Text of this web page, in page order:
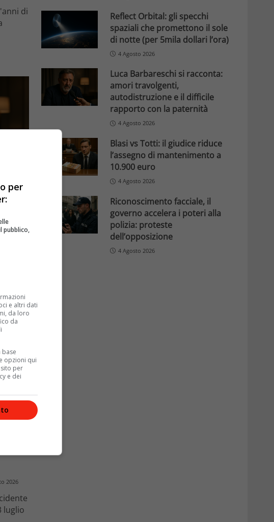
di
2026
in
2026
luglio
Reflect Orbital: gli specchi
spaziali che promettono il sole
di notte (per 5mila dollari l’ora)
4 Agosto 2026
Luca Barbareschi si racconta:
amori travolgenti,
autodistruzione e il difficile
rapporto con la paternità
4 Agosto 2026
Blasi vs Totti: il giudice riduce
l’assegno di mantenimento a
10.900 euro
4 Agosto 2026
Riconoscimento facciale, il
governo accelera i poteri alla
polizia: proteste
dell’opposizione
4 Agosto 2026
per
pubblico,
e altri dati
da loro
da
opzioni qui
per
e dei